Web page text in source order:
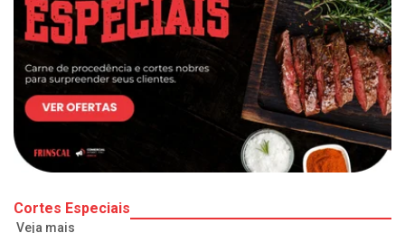
Cortes Especiais
Veja mais